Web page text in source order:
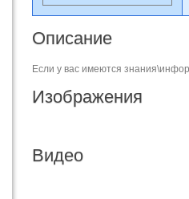
Описание
Если у вас имеются
Изображения
Видео